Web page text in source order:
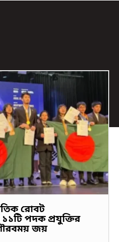
রোবট
১১টি পদক প্রযুক্তির
জয়